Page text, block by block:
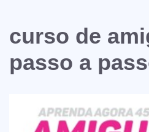
curso de
passo a